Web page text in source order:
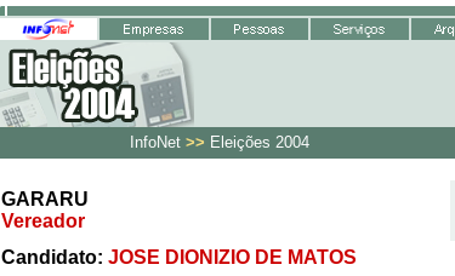
InfoNet >> Eleições 2004
GARARU
Vereador
Candidato: JOSE DIONIZIO DE MATOS